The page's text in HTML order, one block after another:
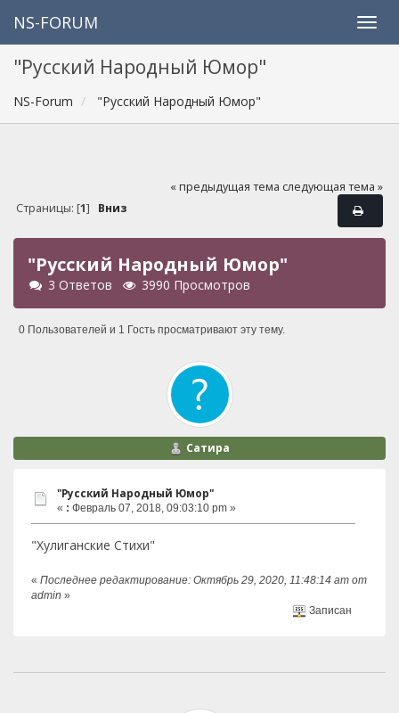
NS-FORUM
"Русский Народный Юмор"
NS-Forum "Русский Народный Юмор"
« предыдущая тема следующая тема »
Страницы: [1] Вниз
"Русский Народный Юмор"
3 Ответов 3990 Просмотров
0 Пользователей и 1 Гость просматривают эту тему.
Сатира
"Русский Народный Юмор"
« : Февраль 07, 2018, 09:03:10 pm »
"Хулиганские Стихи"
« Последнее редактирование: Октябрь 29, 2020, 11:48:14 am от
admin »
Записан